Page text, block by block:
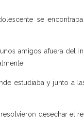
se
amigos afuera del
estudiaba y junto a
desechar el